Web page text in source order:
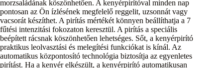
morzsaládának köszönhetően. A kenyérpirítóval minden nap
pontosan az Ön ízlésének megfelelő reggelit, uzsonnát vagy
vacsorát készíthet. A pirítás mértékét könnyen beállíthatja a 7
fűtési intenzitási fokozaton keresztül. A pirítás a speciális
beépített rácsnak köszönhetően lehetséges. Sőt, a kenyérpirító
praktikus leolvasztási és melegítési funkciókat is kínál. Az
automatikus központosító technológia biztosítja az egyenletes
pirítást. Ha a kenyér elkészült, a kenyérpirító automatikusan